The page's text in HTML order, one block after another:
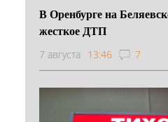
В Оренбурге на
жесткое ДТП
7 августа 13:46 7